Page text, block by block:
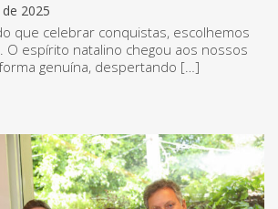
2025
que celebrar conquistas, escolhemos
O espírito natalino chegou aos nossos
genuína, despertando […]